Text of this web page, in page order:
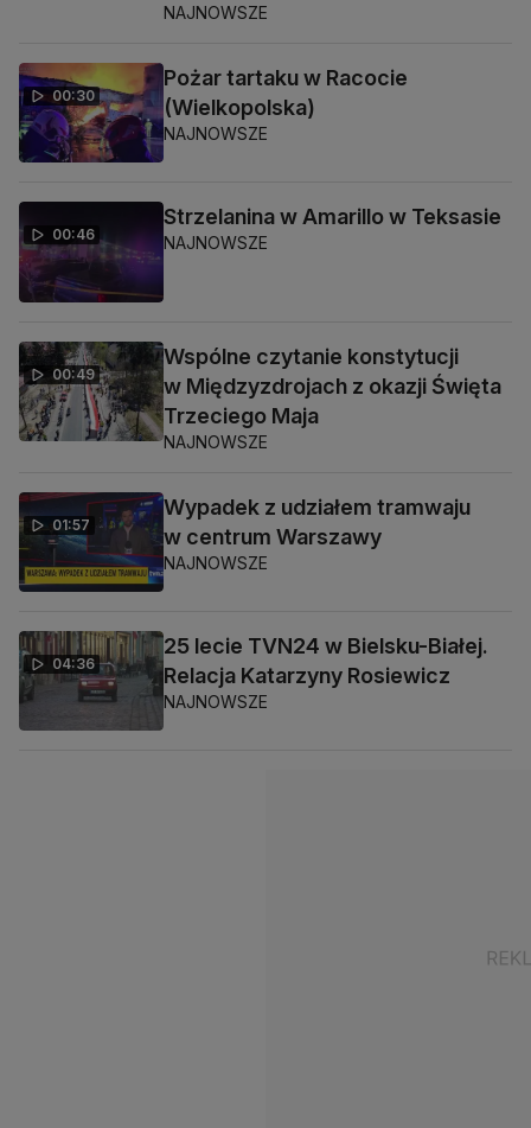
NAJNOWSZE
00:30
Pożar tartaku w Racocie
(Wielkopolska)
NAJNOWSZE
00:46
Strzelanina w Amarillo w Teksasie
NAJNOWSZE
00:49
Wspólne czytanie konstytucji
w Międzyzdrojach z okazji Święta
Trzeciego Maja
NAJNOWSZE
01:57
Wypadek z udziałem tramwaju
w centrum Warszawy
NAJNOWSZE
04:36
25 lecie TVN24 w Bielsku-Białej.
Relacja Katarzyny Rosiewicz
NAJNOWSZE